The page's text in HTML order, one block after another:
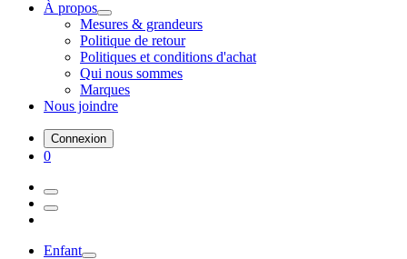
À propos
Mesures & grandeurs
Politique de retour
Politiques et conditions d'achat
Qui nous sommes
Marques
Nous joindre
Connexion
0
Enfant